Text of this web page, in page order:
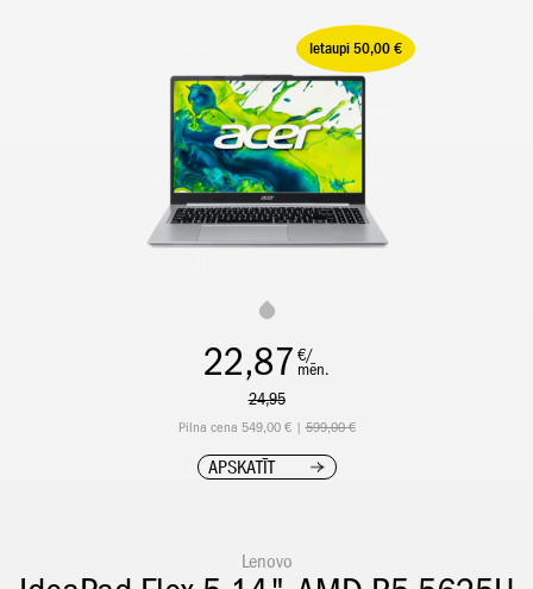
Ietaupi 50,00 €
22,87 €/
mēn.
24,95
Pilna cena 549,00 € |599,00 €
APSKATĪT
Lenovo